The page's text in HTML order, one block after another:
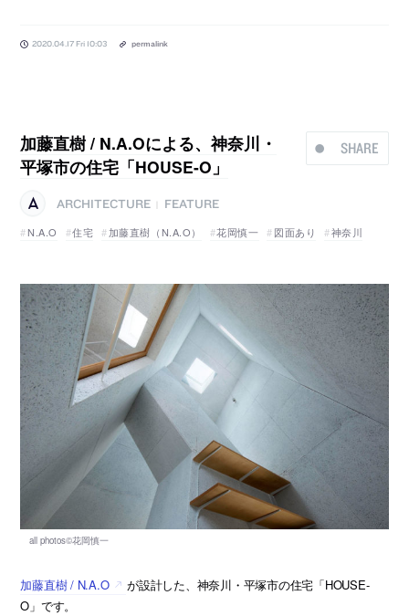
2020.04.17 Fri 10:03 permalink
SHARE
加藤直樹 / N.A.Oによる、神奈川・
平塚市の住宅「HOUSE-O」
ARCHITECTURE
FEATURE
N.A.O
住宅 加藤直樹（N.A.O） 花岡慎一 図面あり 神奈川
加藤直樹 / N.A.O
が設計した、神奈川・平塚市の住宅「HOUSE-
O」です。